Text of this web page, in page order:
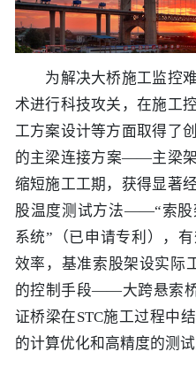
为解决大桥施工监控难
术进行科技攻关，在施工
工方案设计等方面取得了
的主梁连接方案——主梁架
缩短施工工期，获得显著
股温度测试方法——“索股
系统”（已申请专利），
效率，基准索股架设实际
的控制手段——大跨悬索
证桥梁在STC施工过程中
的计算优化和高精度的测试